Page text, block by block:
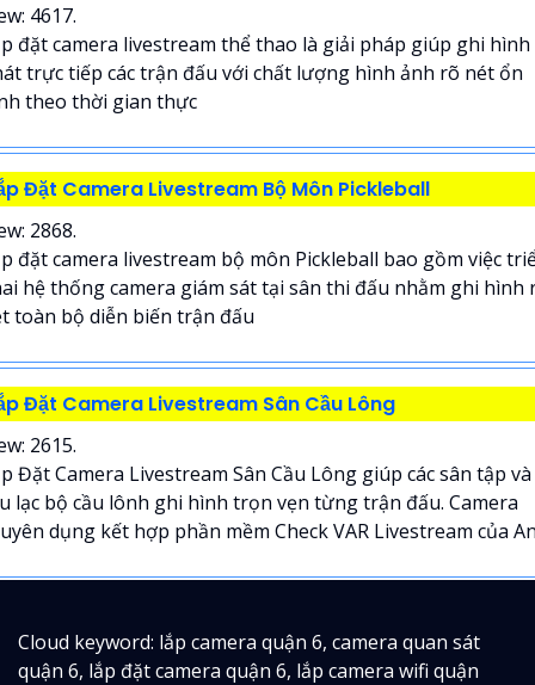
4617.
đặt camera livestream thể thao là giải pháp giúp ghi hình
trực tiếp các trận đấu với chất lượng hình ảnh rõ nét ổn
theo thời gian thực
Đặt Camera Livestream Bộ Môn Pickleball
2868.
đặt camera livestream bộ môn Pickleball bao gồm việc
hệ thống camera giám sát tại sân thi đấu nhằm ghi hình
toàn bộ diễn biến trận đấu
Đặt Camera Livestream Sân Cầu Lông
2615.
Đặt Camera Livestream Sân Cầu Lông giúp các sân tập và
lạc bộ cầu lônh ghi hình trọn vẹn từng trận đấu. Camera
dụng kết hợp phần mềm Check VAR Livestream của
Cloud keyword: lắp camera quận 6, camera quan sát
quận 6, lắp đặt camera quận 6, lắp camera wifi quận